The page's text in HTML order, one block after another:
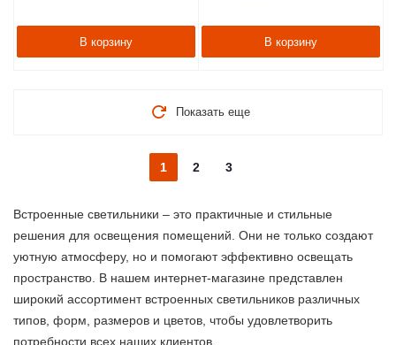
В корзину В корзину
Показать еще
1 2 3
Встроенные светильники – это практичные и стильные
решения для освещения помещений. Они не только создают
уютную атмосферу, но и помогают эффективно освещать
пространство. В нашем интернет-магазине представлен
широкий ассортимент встроенных светильников различных
типов, форм, размеров и цветов, чтобы удовлетворить
потребности всех наших клиентов.